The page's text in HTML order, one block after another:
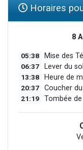
Horaires
8
05:38 Mise des
06:37 Lever du
13:38 Heure de
20:37 Coucher du
21:19 Tombée